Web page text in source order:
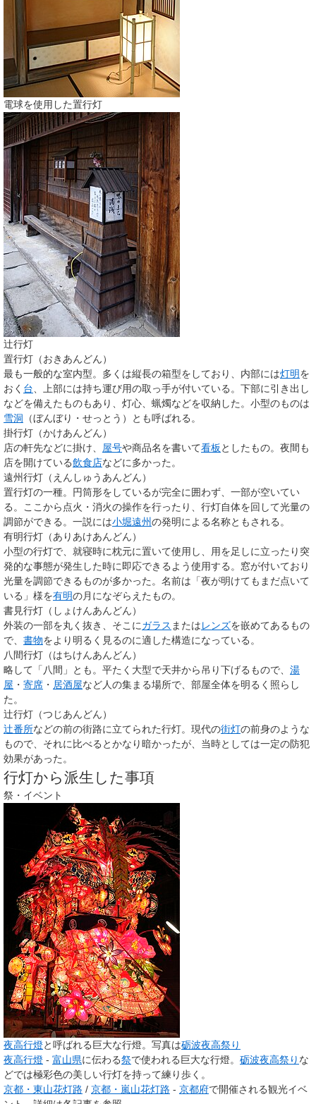
電球を使用した置行灯
辻行灯
置行灯（おきあんどん）
最も一般的な室内型。多くは縦長の箱型をしており、内部には灯明を
おく 台 、上部には持ち運び用の取っ手が付いている。下部に引き出し
などを備えたものもあり、灯心、蝋燭などを収納した。小型のものは
雪洞 （ぼんぼり・せっとう）とも呼ばれる。
掛行灯（かけあんどん）
店の軒先などに掛け、 屋号や商品名を書いて看板 としたもの。夜間も
店を開けている飲食店などに多かった。
遠州行灯（えんしゅうあんどん）
置行灯の一種。円筒形をしているが完全に囲わず、一部が空いてい
る。ここから点火・消火の操作を行ったり、行灯自体を回して光量の
調節ができる。一説には小堀遠州の発明による名称ともされる。
有明行灯（ありあけあんどん）
小型の行灯で、就寝時に枕元に置いて使用し、用を足しに立ったり突
発的な事態が発生した時に即応できるよう使用する。窓が付いており
光量を調節できるものが多かった。名前は「夜が明けてもまだ点いて
いる」様を有明の月になぞらえたもの。
書見行灯（しょけんあんどん）
外装の一部を丸く抜き、そこにガラス またはレンズを嵌めてあるもの
で、 書物をより明るく見るのに適した構造になっている。
八間行灯（はちけんあんどん）
略して「八間」とも。平たく大型で天井から吊り下げるもので、 湯
屋 ・ 寄席 ・ 居酒屋など人の集まる場所で、部屋全体を明るく照らし
た。
辻行灯（つじあんどん）
辻番所などの前の街路に立てられた行灯。現代の街灯の前身のような
もので、それに比べるとかなり暗かったが、当時としては一定の防犯
効果があった。
行灯から派生した事項
祭・イベント
夜高行燈と呼ばれる巨大な行燈。写真は砺波夜高祭り
夜高行燈 - 富山県に伝わる祭で使われる巨大な行燈。 砺波夜高祭り な
どでは極彩色の美しい行灯を持って練り歩く。
京都・東山花灯路 / 京都・嵐山花灯路 - 京都府で開催される観光イベ